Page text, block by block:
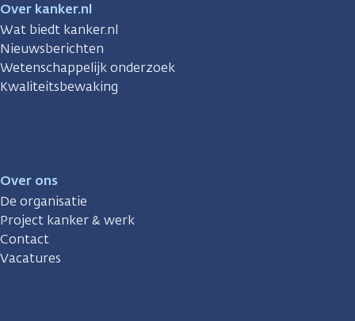
Over kanker.nl
Wat biedt kanker.nl
Nieuwsberichten
Wetenschappelijk onderzoek
Kwaliteitsbewaking
Over ons
De organisatie
Project kanker & werk
Contact
Vacatures